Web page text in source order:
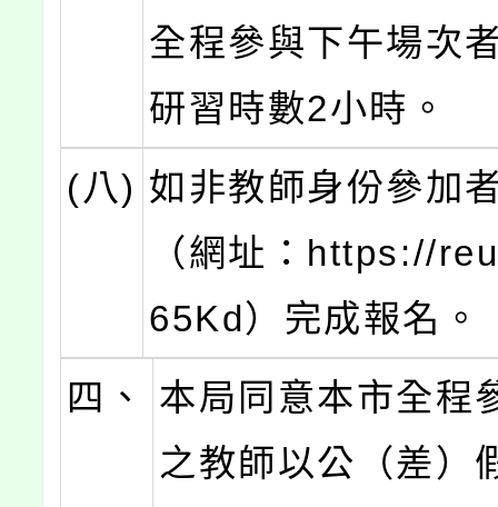
全程參與下午場次
研習時數2小時。
(八) 如非教師身份參加
（網址：https://
65Kd）完成報名。
四、
本局同意本市全程
之教師以公（差）